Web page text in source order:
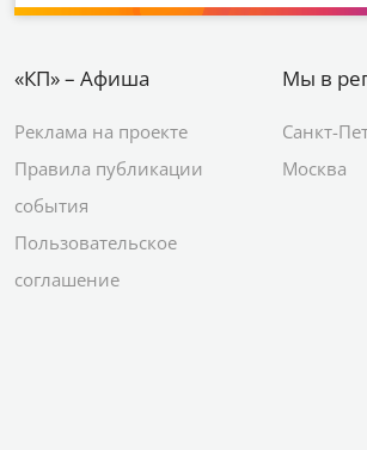
«КП» – Афиша
Реклама на проекте
Правила публикации
события
Пользовательское
соглашение
Мы в
Санкт-
Москва